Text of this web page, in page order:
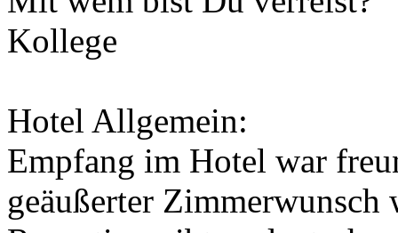
Kollege
Hotel Allgemein:
Empfang im Hotel war
geäußerter